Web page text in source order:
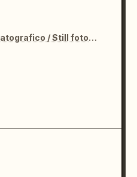
Fermo immagine cinematografico / Still fotografico